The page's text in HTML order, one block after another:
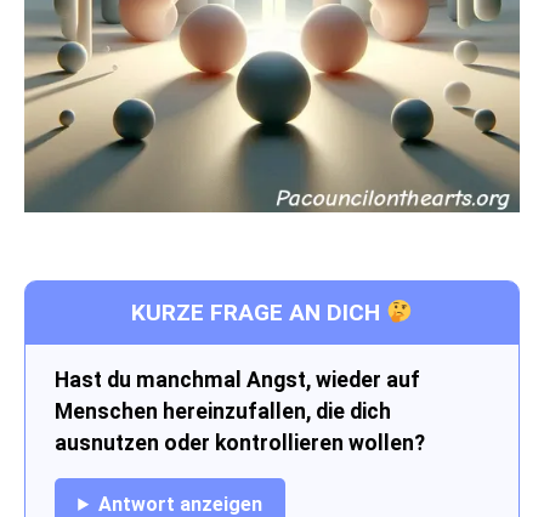
KURZE FRAGE AN DICH
Hast du manchmal Angst, wieder auf
Menschen hereinzufallen, die dich
ausnutzen oder kontrollieren wollen?
Antwort anzeigen